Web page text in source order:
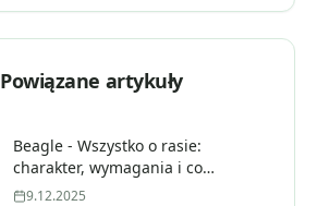
Powiązane artykuły
Beagle - Wszystko o rasie:
charakter, wymagania i co
musisz wiedzieć przed adopcją
9.12.2025